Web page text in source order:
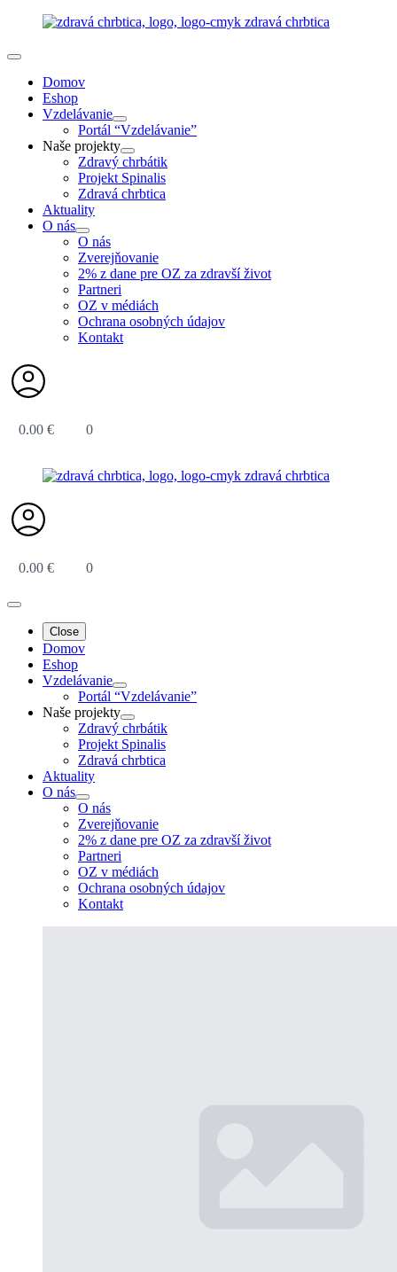
Domov
Eshop
Vzdelávanie
Portál “Vzdelávanie”
Naše projekty
Zdravý chrbátik
Projekt Spinalis
Zdravá chrbtica
Aktuality
O nás
O nás
Zverejňovanie
2% z dane pre OZ za zdravší život
Partneri
OZ v médiách
Ochrana osobných údajov
Kontakt
0.00 € 0
0.00 € 0
Close
Domov
Eshop
Vzdelávanie
Portál “Vzdelávanie”
Naše projekty
Zdravý chrbátik
Projekt Spinalis
Zdravá chrbtica
Aktuality
O nás
O nás
Zverejňovanie
2% z dane pre OZ za zdravší život
Partneri
OZ v médiách
Ochrana osobných údajov
Kontakt